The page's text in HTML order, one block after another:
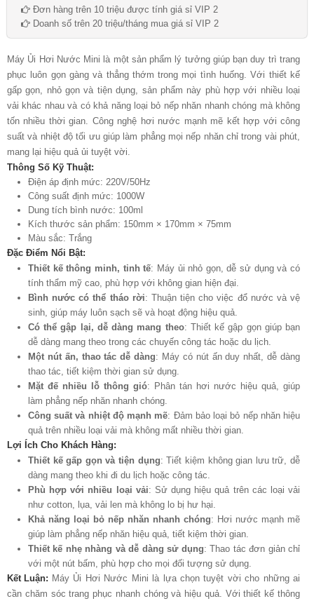
Đơn hàng trên 10 triệu được tính giá sỉ VIP 2
Doanh số trên 20 triệu/tháng mua giá sỉ VIP 2
Máy Ủi Hơi Nước Mini là một sản phẩm lý tưởng giúp bạn duy trì trang
phục luôn gọn gàng và thẳng thớm trong mọi tình huống. Với thiết kế
gấp gọn, nhỏ gọn và tiện dụng, sản phẩm này phù hợp với nhiều loại
vải khác nhau và có khả năng loại bỏ nếp nhăn nhanh chóng mà không
tốn nhiều thời gian. Công nghệ hơi nước mạnh mẽ kết hợp với công
suất và nhiệt độ tối ưu giúp làm phẳng mọi nếp nhăn chỉ trong vài phút,
mang lại hiệu quả ủi tuyệt vời.
Thông Số Kỹ Thuật:
Điện áp định mức: 220V/50Hz
Công suất định mức: 1000W
Dung tích bình nước: 100ml
Kích thước sản phẩm: 150mm × 170mm × 75mm
Màu sắc: Trắng
Đặc Điểm Nổi Bật:
Thiết kế thông minh, tinh tế: Máy ủi nhỏ gọn, dễ sử dụng và có
tính thẩm mỹ cao, phù hợp với không gian hiện đại.
Bình nước có thể tháo rời: Thuận tiện cho việc đổ nước và vệ
sinh, giúp máy luôn sạch sẽ và hoạt động hiệu quả.
Có thể gập lại, dễ dàng mang theo: Thiết kế gập gọn giúp bạn
dễ dàng mang theo trong các chuyến công tác hoặc du lịch.
Một nút ấn, thao tác dễ dàng: Máy có nút ấn duy nhất, dễ dàng
thao tác, tiết kiệm thời gian sử dụng.
Mặt đế nhiều lỗ thông gió: Phân tán hơi nước hiệu quả, giúp
làm phẳng nếp nhăn nhanh chóng.
Công suất và nhiệt độ mạnh mẽ: Đảm bảo loại bỏ nếp nhăn hiệu
quả trên nhiều loại vải mà không mất nhiều thời gian.
Lợi Ích Cho Khách Hàng:
Thiết kế gấp gọn và tiện dụng: Tiết kiệm không gian lưu trữ, dễ
dàng mang theo khi đi du lịch hoặc công tác.
Phù hợp với nhiều loại vải: Sử dụng hiệu quả trên các loại vải
như cotton, lụa, vải len mà không lo bị hư hại.
Khả năng loại bỏ nếp nhăn nhanh chóng: Hơi nước mạnh mẽ
giúp làm phẳng nếp nhăn hiệu quả, tiết kiệm thời gian.
Thiết kế nhẹ nhàng và dễ dàng sử dụng: Thao tác đơn giản chỉ
với một nút bấm, phù hợp cho mọi đối tượng sử dụng.
Kết Luận: Máy Ủi Hơi Nước Mini là lựa chọn tuyệt vời cho những ai
cần chăm sóc trang phục nhanh chóng và hiệu quả. Với thiết kế thông